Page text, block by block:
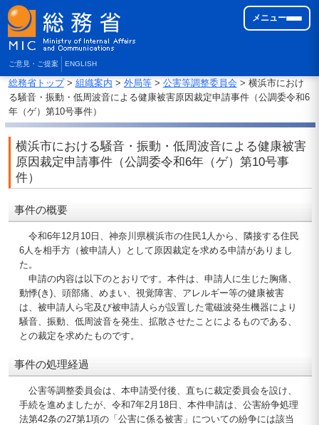
ご意見・ご提案 ENGLISH
メニュー
総務省トップ> 組織案内 > 外局等> 公害等調整委員会 > 横浜市におけ
る騒音・振動・低周波音による健康被害原因裁定申請事件（公調委令和6
年（ゲ）第10号事件）
横浜市における騒音・振動・低周波音による健康被害
原因裁定申請事件（公調委令和6年（ゲ）第10号事
件）
事件の概要
令和6年12月10日、神奈川県横浜市の住民1人から、隣接する住民
6人を相手方（被申請人）として原因裁定を求める申請がありまし
た。
申請の内容は以下のとおりです。本件は、申請人に生じた胸痛、
動悸(き)、頭部痛、めまい、視覚障害、アレルギー等の健康被害
は、被申請人ら宅及び被申請人らが設置した電磁波発生機器により
騒音、振動、低周波音を発生、拡散させたことによるものである、
との裁定を求めたものです。
事件の処理経過
公害等調整委員会は、本申請受付後、直ちに裁定委員会を設け、
手続を進めましたが、令和7年2月18日、本件申請は、公害紛争処理
法第42条の27第1項の「公害に係る被害」についての紛争には該当